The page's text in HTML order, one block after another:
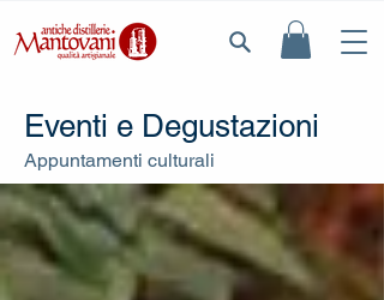
Eventi e Degustazioni
Appuntamenti culturali